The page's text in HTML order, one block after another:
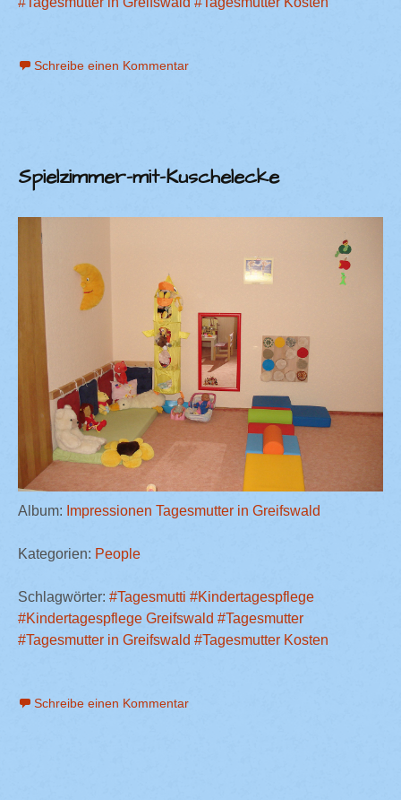
Schreibe einen Kommentar
Spielzimmer-mit-Kuschelecke
Album: Impressionen Tagesmutter in Greifswald
Kategorien: People
Schlagwörter: #Tagesmutti #Kindertagespflege
#Kindertagespflege Greifswald #Tagesmutter
#Tagesmutter in Greifswald #Tagesmutter Kosten
Schreibe einen Kommentar